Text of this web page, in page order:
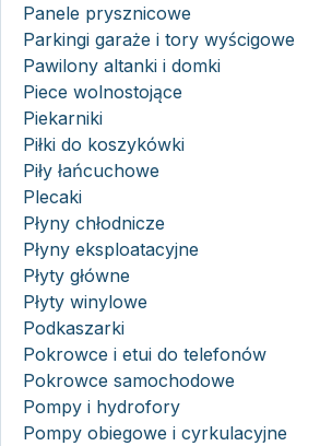
Panele prysznicowe
Parkingi garaże i tory wyścigowe
Pawilony altanki i domki
Piece wolnostojące
Piekarniki
Piłki do koszykówki
Piły łańcuchowe
Plecaki
Płyny chłodnicze
Płyny eksploatacyjne
Płyty główne
Płyty winylowe
Podkaszarki
Pokrowce i etui do telefonów
Pokrowce samochodowe
Pompy i hydrofory
Pompy obiegowe i cyrkulacyjne